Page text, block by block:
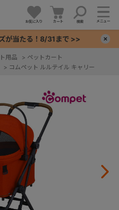
お気に入り カート 検索 メニュー
が当たる！8/31まで >>
用品 > ペットカート
> コムペット ルルテイル キャリー